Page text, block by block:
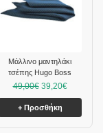
Μάλλινο μαντηλάκι
τσέπης Hugo Boss
49,00€ 39,20€
+ Προσθήκη